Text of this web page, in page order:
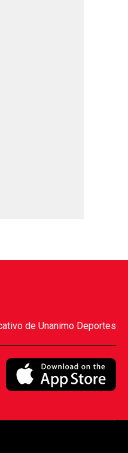
de Unanimo Deportes